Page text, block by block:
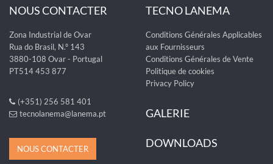
NOUS CONTACTER
Zona Industrial de Ovar
Rua do Brasil, N.º 143
3880-108 Ovar - Portugal
PT514 453 877
(+351) 256 581 401
tecnolanema@lanema.pt
NOUS CONTACTER
TECNO LANEMA
Conditions Générales Applicables
aux Fournisseurs
Conditions Générales de Vente
Politique de cookies
Privacy Policy
GALERIE
DOWNLOADS